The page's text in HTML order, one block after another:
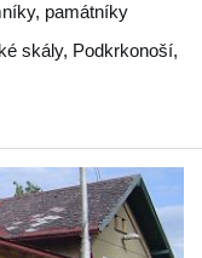
památníky
skály, Podkrkonoší,